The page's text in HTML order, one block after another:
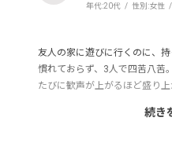
年代:20代 性別:女性
友人の家に遊びに行くのに、
慣れておらず、3人で四苦八苦
たびに歓声が上がるほど盛り
切っちゃいました。 味も、市
続き